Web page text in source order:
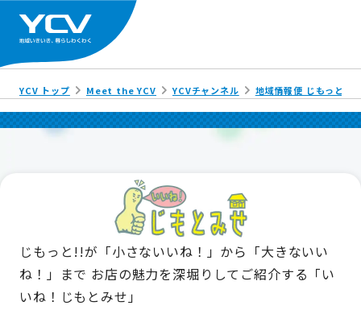
YCV トップ Meet the YCV YCVチャンネル 地域情報便 じもっと!!
じもっと!!が「小さないいね！」から「大きないい
ね！」まで お店の魅力を深堀りしてご紹介する「い
いね！じもとみせ」